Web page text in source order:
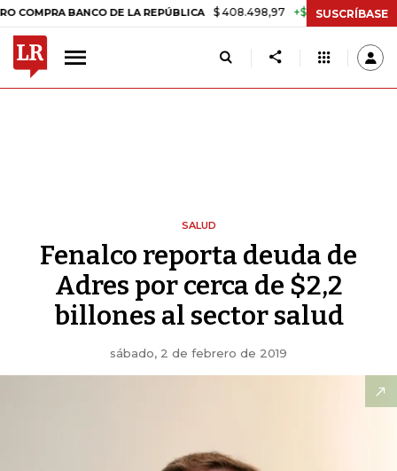
BANCO DE LA REPÚBLICA $ 408.498,97 +$ 8.753,81 +2,19%
SUSCRÍBASE
SALUD
Fenalco reporta deuda de
Adres por cerca de $2,2
billones al sector salud
sábado, 2 de febrero de 2019